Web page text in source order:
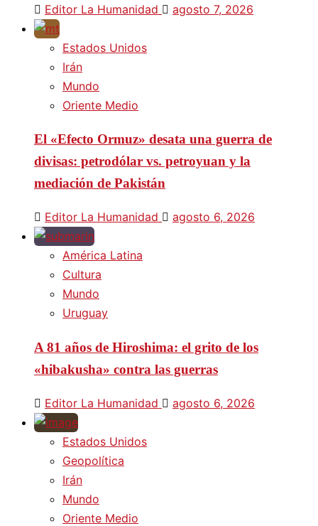
Editor La Humanidad agosto 7, 2026
Estados Unidos
Irán
Mundo
Oriente Medio
El «Efecto Ormuz» desata una guerra de
divisas: petrodólar vs. petroyuan y la
mediación de Pakistán
Editor La Humanidad agosto 6, 2026
América Latina
Cultura
Mundo
Uruguay
A 81 años de Hiroshima: el grito de los
«hibakusha» contra las guerras
Editor La Humanidad agosto 6, 2026
Estados Unidos
Geopolítica
Irán
Mundo
Oriente Medio